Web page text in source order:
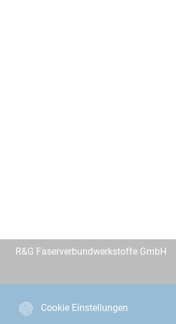
R&G Faserverbundwerkstoffe GmbH
Cookie Einstellungen